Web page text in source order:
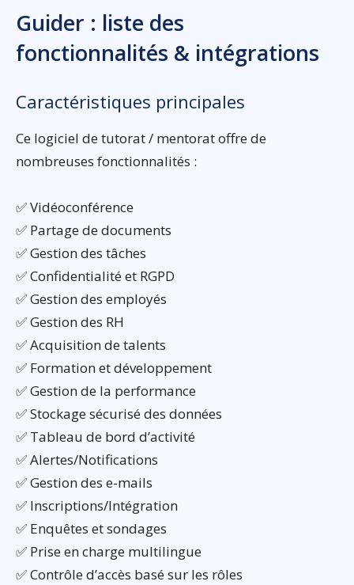
Guider : liste des
fonctionnalités & intégrations
Caractéristiques principales
Ce logiciel de tutorat / mentorat offre de
nombreuses fonctionnalités :
✅ Vidéoconférence
✅ Partage de documents
✅ Gestion des tâches
✅ Confidentialité et RGPD
✅ Gestion des employés
✅ Gestion des RH
✅ Acquisition de talents
✅ Formation et développement
✅ Gestion de la performance
✅ Stockage sécurisé des données
✅ Tableau de bord d’activité
✅ Alertes/Notifications
✅ Gestion des e-mails
✅ Inscriptions/Intégration
✅ Enquêtes et sondages
✅ Prise en charge multilingue
✅ Contrôle d’accès basé sur les rôles